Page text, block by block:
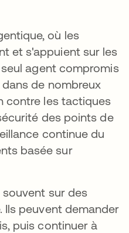
où les
et s'appuient sur les
agent compromis
de nombreux
contre les tactiques
des points de
continue du
basée sur
sur des
Ils peuvent demander
puis continuer à